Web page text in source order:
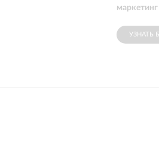
маркетинг
УЗНАТЬ